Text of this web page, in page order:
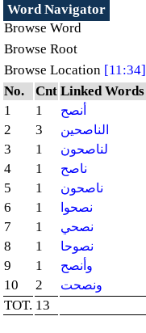
Word Navigator
Browse Word
Browse Root
Browse Location [11:34]
No.
Cnt Linked Words
1
1 أنصح
2 3 الناصحين
3 1 لناصحون
4 1 ناصح
5 1 ناصحون
6 1 نصحوا
7 1 نصحي
8 1 نصوحا
9 1 وأنصح
10 2 ونصحت
TOT. 13